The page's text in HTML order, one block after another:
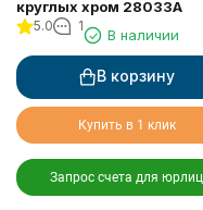
круглых хром 28033A
5.0 1
В наличии
В корзину
Купить в 1 клик
Запрос счета для юрлиц